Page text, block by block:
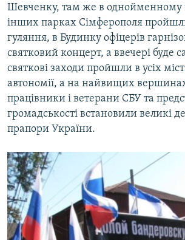
Шевченку, там же в однойменному
інших парках Сімферополя
гуляння, в Будинку офіцерів
святковий концерт, а ввечері буде
святкові заходи пройшли в усіх
автономії, а на найвищих
працівники і ветерани СБУ та
громадськості встановили великі
прапори України.